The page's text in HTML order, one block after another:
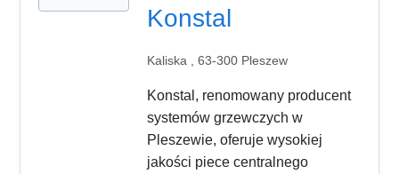
Konstal
Kaliska , 63-300 Pleszew
Konstal, renomowany producent
systemów grzewczych w
Pleszewie, oferuje wysokiej
jakości piece centralnego